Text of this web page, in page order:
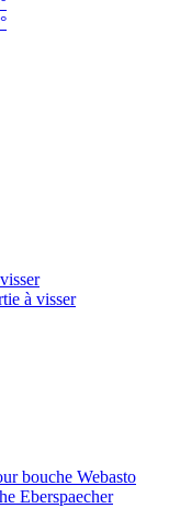
à visser
bouche Webasto
Eberspaecher